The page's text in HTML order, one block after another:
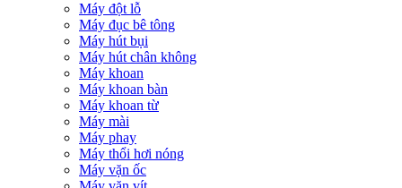
Máy đột lỗ
Máy đục bê tông
Máy hút bụi
Máy hút chân không
Máy khoan
Máy khoan bàn
Máy khoan từ
Máy mài
Máy phay
Máy thổi hơi nóng
Máy vặn ốc